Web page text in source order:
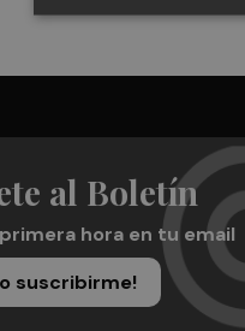
al Boletín
hora en tu email
suscribirme!